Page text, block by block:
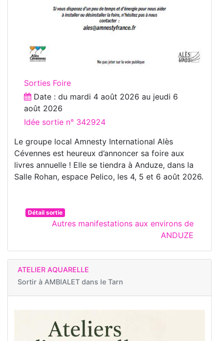
Sorties Foire
Date : du mardi 4 août 2026 au jeudi 6
août 2026
Idée sortie n° 342924
Le groupe local Amnesty International Alès
Cévennes est heureux d’annoncer sa foire aux
livres annuelle ! Elle se tiendra à Anduze, dans la
Salle Rohan, espace Pelico, les 4, 5 et 6 août 2026.
Détail sortie
Autres manifestations aux environs de
ANDUZE
ATELIER AQUARELLE
Sortir à AMBIALET dans le Tarn